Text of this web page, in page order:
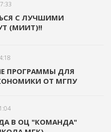
С ЛУЧШИМИ
(МИИТ)!!
ПРОГРАММЫ ДЛЯ
ОТ МГПУ
В ОЦ "КОМАНДА"